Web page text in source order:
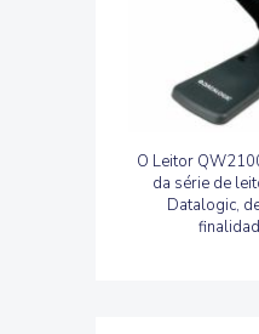
O Leitor
da série de
Datalogic,